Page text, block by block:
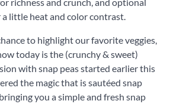
little heat and color contrast.
to highlight our favorite veggies,
today is the (crunchy & sweet)
with snap peas started earlier this
the magic that is sautéed snap
you a simple and fresh snap